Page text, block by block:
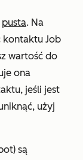
pusta. Na
kontaktu Job
wartość do
ona
jeśli jest
użyj
są